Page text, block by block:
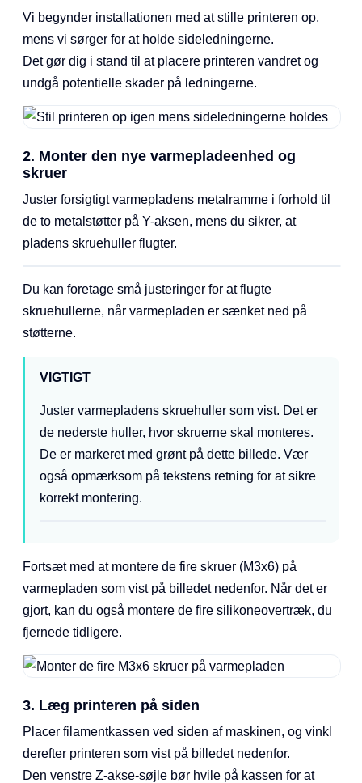
Vi begynder installationen med at stille printeren op,
mens vi sørger for at holde sideledningerne.
Det gør dig i stand til at placere printeren vandret og
undgå potentielle skader på ledningerne.
2. Monter den nye varmepladeenhed og
skruer
Juster forsigtigt varmepladens metalramme i forhold til
de to metalstøtter på Y-aksen, mens du sikrer, at
pladens skruehuller flugter.
Du kan foretage små justeringer for at flugte
skruehullerne, når varmepladen er sænket ned på
støtterne.
VIGTIGT
Juster varmepladens skruehuller som vist. Det er
de nederste huller, hvor skruerne skal monteres.
De er markeret med grønt på dette billede. Vær
også opmærksom på tekstens retning for at sikre
korrekt montering.
Fortsæt med at montere de fire skruer (M3x6) på
varmepladen som vist på billedet nedenfor. Når det er
gjort, kan du også montere de fire silikoneovertræk, du
fjernede tidligere.
3. Læg printeren på siden
Placer filamentkassen ved siden af maskinen, og vinkl
derefter printeren som vist på billedet nedenfor.
Den venstre Z-akse-søjle bør hvile på kassen for at